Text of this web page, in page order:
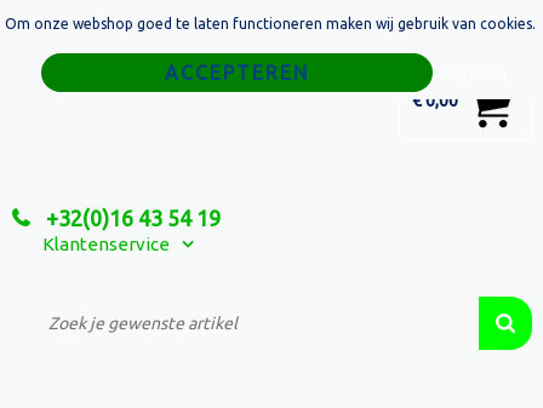
€ 0,00
+32(0)16 43 54 19
Klantenservice
Home
Relatiegeschenken
Custom Made Projecten
Om onze webshop goed te laten functioneren maken wij gebruik van cookies.